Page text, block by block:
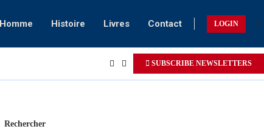
Histoire Livres Contact LOGIN
SUBSCRIBE NEWSLETTERS
Rechercher